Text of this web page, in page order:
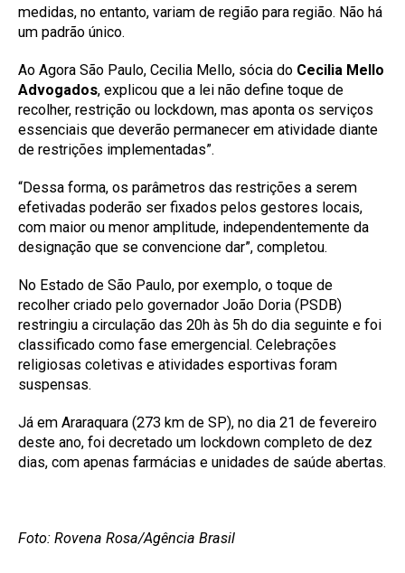
medidas, no entanto, variam de região para região. Não há
um padrão único.
Ao Agora São Paulo, Cecilia Mello, sócia do Cecilia Mello
Advogados, explicou que a lei não define toque de
recolher, restrição ou lockdown, mas aponta os serviços
essenciais que deverão permanecer em atividade diante
de restrições implementadas”.
“Dessa forma, os parâmetros das restrições a serem
efetivadas poderão ser fixados pelos gestores locais,
com maior ou menor amplitude, independentemente da
designação que se convencione dar”, completou.
No Estado de São Paulo, por exemplo, o toque de
recolher criado pelo governador João Doria (PSDB)
restringiu a circulação das 20h às 5h do dia seguinte e foi
classificado como fase emergencial. Celebrações
religiosas coletivas e atividades esportivas foram
suspensas.
Já em Araraquara (273 km de SP), no dia 21 de fevereiro
deste ano, foi decretado um lockdown completo de dez
dias, com apenas farmácias e unidades de saúde abertas.
Foto: Rovena Rosa/Agência Brasil